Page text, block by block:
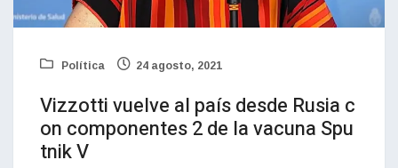
Política 24 agosto, 2021
Vizzotti vuelve al país desde Rusia c
on componentes 2 de la vacuna Spu
tnik V